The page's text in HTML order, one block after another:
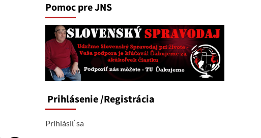
Pomoc pre JNS
Prihlásenie/Registrácia
Prihlásiť sa